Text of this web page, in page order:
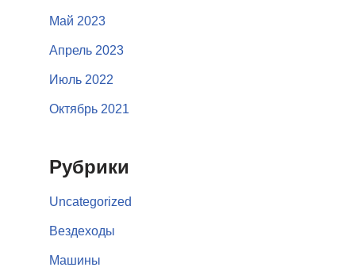
Май 2023
Апрель 2023
Июль 2022
Октябрь 2021
Рубрики
Uncategorized
Вездеходы
Машины